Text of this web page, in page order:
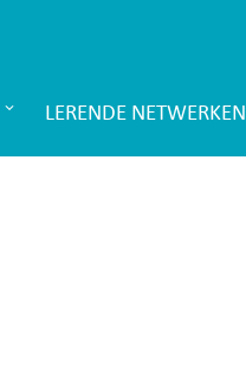
LERENDE NETWERKEN